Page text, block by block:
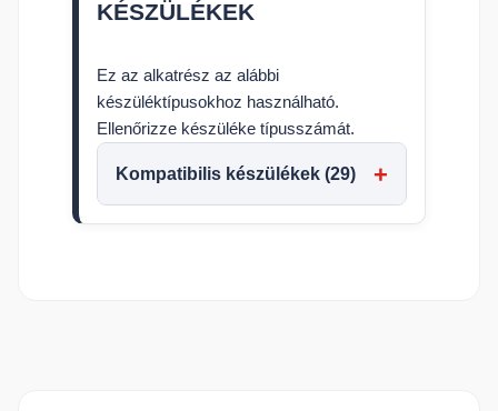
KÉSZÜLÉKEK
Ez az alkatrész az alábbi
készüléktípusokhoz használható.
Ellenőrizze készüléke típusszámát.
Kompatibilis készülékek (29)